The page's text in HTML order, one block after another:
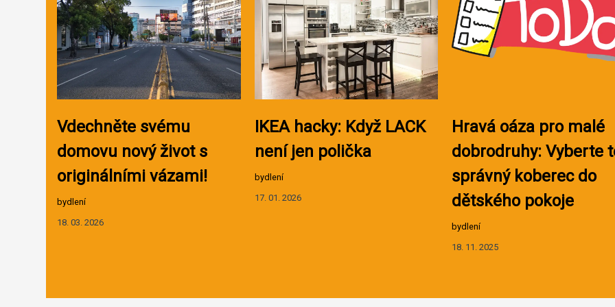
Vdechněte svému
domovu nový život s
originálními vázami!
bydlení
18. 03. 2026
IKEA hacky: Když LACK
není jen polička
bydlení
17. 01. 2026
Hravá oáza pro malé
dobrodruhy: Vyberte
správný koberec do
dětského pokoje
bydlení
18. 11. 2025